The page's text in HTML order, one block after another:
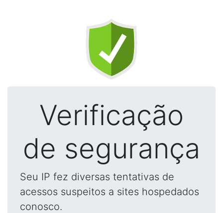
Verificação
de segurança
Seu IP fez diversas tentativas de
acessos suspeitos a sites hospedados
conosco.